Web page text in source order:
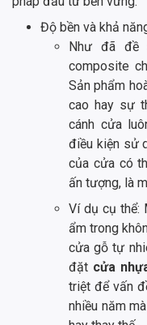
Độ bền và khả
Như đã đề
composite
Sản phẩm
cao hay sự
cánh cửa
điều kiện sử
của cửa có
ấn tượng, là
Ví dụ cụ thể:
ẩm trong
cửa gỗ tự
đặt cửa
triệt để vấn
nhiều năm